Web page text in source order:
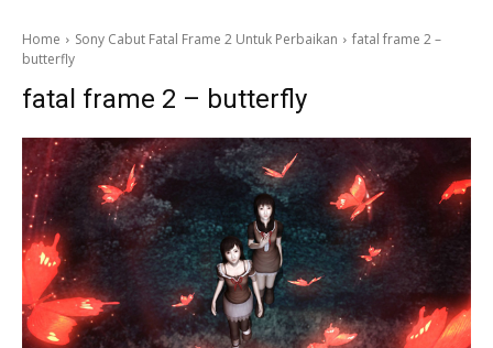
Home Sony Cabut Fatal Frame 2 Untuk Perbaikan
fatal frame 2 –
butterfly
fatal frame 2 – butterfly